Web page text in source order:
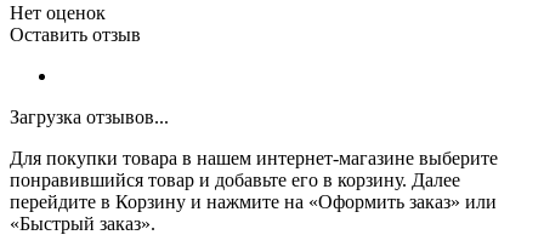
Нет оценок
Оставить отзыв
Загрузка отзывов...
Для покупки товара в нашем интернет-магазине выберите
понравившийся товар и добавьте его в корзину. Далее
перейдите в Корзину и нажмите на «Оформить заказ» или
«Быстрый заказ».